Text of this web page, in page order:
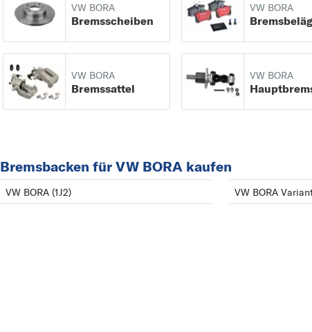
ALFA ROMEO
AUDI
BMW
C
D
DACIA
DAIHATSU
CADDY
CORRADO
VW BORA
Bremsscheiben
VW BORA
VW BORA
Bremssattel
VW BORA
Bremsbacken für VW BORA kaufen
VW BORA (1J2) VW BORA